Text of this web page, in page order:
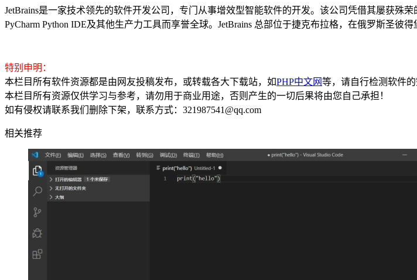
JetBrains是一家技术领先的软件开发公司，专门从事增效型智能软件的开发。该公司凭借其屡获殊荣
PyCharm Python IDE及其他生产力工具而享誉全球。JetBrains 总部位于捷克布拉格，在俄罗斯圣彼
特别申明：
本栏目所有软件资源都是由网友投稿发布，或转载各大下载站，如PHP中文网等，请自行检测软件的
本栏目所有资源仅供学习与参考，请勿用于商业用途，否则产生的一切后果将由您自己承担！
如有侵权请联系我们删除下架，联系方式：321987541@qq.com
相关推荐